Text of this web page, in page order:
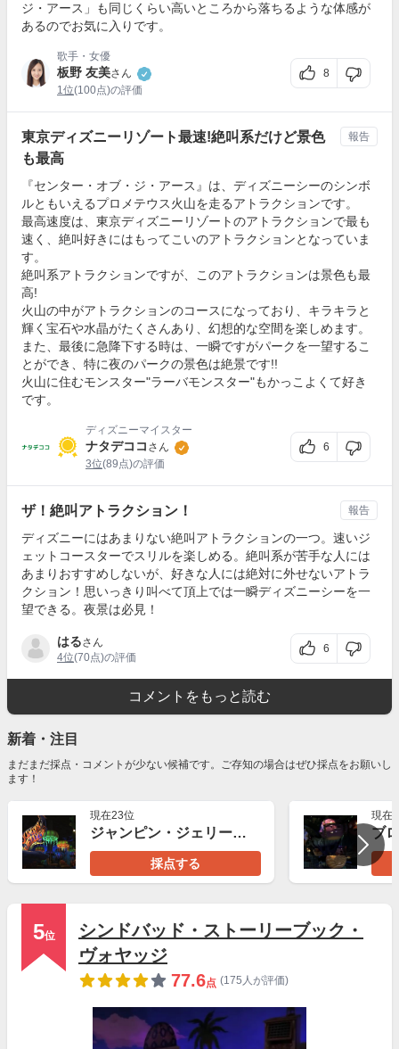
ジ・アース」も同じくらい高いところから落ちるような体感が
あるのでお気に入りです。
歌手・女優
板野 友美さん
1位(100点)の評価
8
東京ディズニーリゾート最速!絶叫系だけど景色
も最高
『センター・オブ・ジ・アース』は、ディズニーシーのシンボ
ルともいえるプロメテウス火山を走るアトラクションです。
最高速度は、東京ディズニーリゾートのアトラクションで最も
速く、絶叫好きにはもってこいのアトラクションとなっていま
す。
絶叫系アトラクションですが、このアトラクションは景色も最
高!
火山の中がアトラクションのコースになっており、キラキラと
輝く宝石や水晶がたくさんあり、幻想的な空間を楽しめます。
また、最後に急降下する時は、一瞬ですがパークを一望するこ
とができ、特に夜のパークの景色は絶景です!!
火山に住むモンスター"ラーバモンスター"もかっこよくて好き
です。
ディズニーマイスター
ナタデココ さん
3位(89点)の評価
6
報告
ザ！絶叫アトラクション！
ディズニーにはあまりない絶叫アトラクションの一つ。速いジ
ェットコースターでスリルを楽しめる。絶叫系が苦手な人には
あまりおすすめしないが、好きな人には絶対に外せないアトラ
クション！思いっきり叫べて頂上では一瞬ディズニーシーを一
望できる。夜景は必見！
はるさん
4位(70点)の評価
6
報告
コメントをもっと読む
新着・注目
まだまだ採点・コメントが少ない候補です。ご存知の場合はぜひ採点をお願いし
ます！
現在23位
ジャンピン・ジェリーフィッシュ
採点する
現在
5位
シンドバッド・ストーリーブック・
ヴォヤッジ
77.6点 (175人が評価)